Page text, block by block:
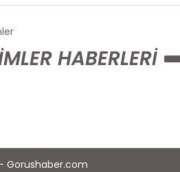
HABERLERI
Gorushaber.com